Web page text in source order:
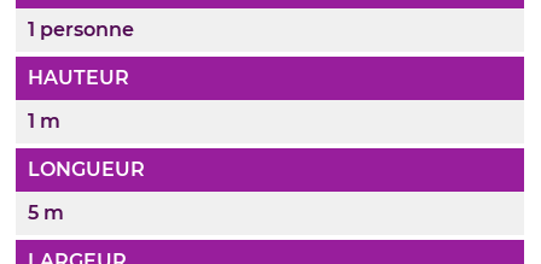
1 personne
HAUTEUR
1 m
LONGUEUR
5 m